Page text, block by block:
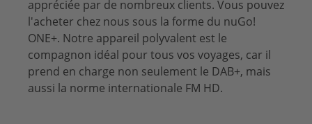
appréciée par de nombreux clients. Vous pouvez
l'acheter chez nous sous la forme du nuGo!
ONE+. Notre appareil polyvalent est le
compagnon idéal pour tous vos voyages, car il
prend en charge non seulement le DAB+, mais
aussi la norme internationale FM HD.